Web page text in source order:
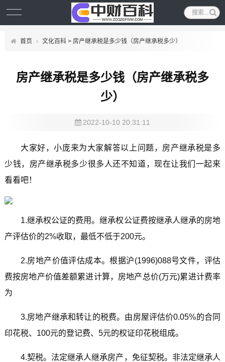
首页 文化百科> 房产继承税是多少钱（房产继承税多少）
房产继承税是多少钱（房产继承税多
少）
2022-10-10 20:31:11
大家好，小庞来为大家解答以上问题，房产继承税是多
少钱，房产继承税多少很多人还不知道，现在让我们一起来
看看吧！
1.继承权公证的费用。继承权公证费按继承人继承的房地
产评估价的2%收取，最低不低于200元。
2.房地产价值评估成本。根据沪(1996)088号文件，评估
费按房地产价值差额累进计算，房地产总价(万元)累进计费率
为
3.房地产继承和转让的税费。由房屋评估价0.05%的合同
印花税、100元的登记费、5元的权证印花税组成。
4.契税。法定继承人继承房产，免征契税。非法定继承人